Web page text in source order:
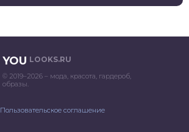
YOU LOOKS.RU
© 2019–2026 – мода, красота, гардероб,
образы.
Пользовательское соглашение